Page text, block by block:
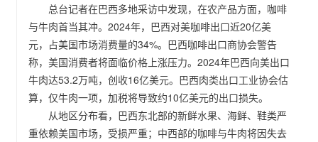
总台记者在巴西多地采访中发现，在农产品方面，咖啡
与牛肉首当其冲。2024年，巴西对美咖啡出口近20亿美
元，占美国市场消费量的34%。巴西咖啡出口商协会警告
称，美国消费者将面临价格上涨压力。2024年巴西向美出口
牛肉达53.2万吨，创收16亿美元。巴西肉类出口工业协会估
算，仅牛肉一项，加税将导致约10亿美元的出口损失。
从地区分布看，巴西东北部的新鲜水果、海鲜、鞋类严
重依赖美国市场，受损严重；中西部的咖啡与牛肉将因失去